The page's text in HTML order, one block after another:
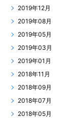
2019年12月
2019年08月
2019年05月
2019年03月
2019年01月
2018年11月
2018年09月
2018年07月
2018年05月